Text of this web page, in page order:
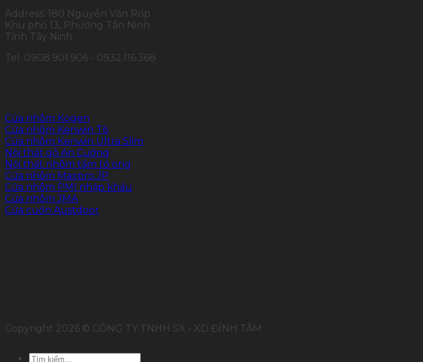
Address: 180 Nguyễn Văn Rốp
Khu phố 13, Phường Tân Ninh
Tỉnh Tây Ninh
Tel: 0908.901.906 - 0932.116.368
Cửa nhôm Kogen
Cửa nhôm Kenwin T6
Cửa nhôm Kenwin Ultra Slim
Nội thất gỗ An Cường
Nội thất nhôm tấm tổ ong
Cửa nhôm Maxpro.JP
Cửa nhôm PMI nhập khẩu
Cửa nhôm JMA
Cửa cuốn Austdoor
Copyright 2026 © CÔNG TY TNHH SX - XD ĐỈNH TÂM
Tìm